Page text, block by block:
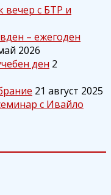
вечер с БТР и
– ежегоден
2026
ден 2
21 август 2025
с Ивайло